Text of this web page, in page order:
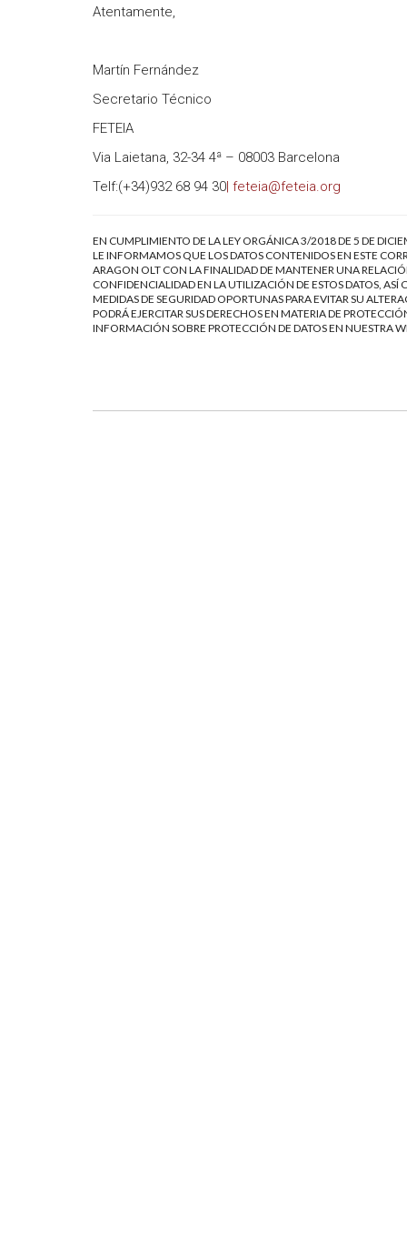
Atentamente,
Martín Fernández
Secretario Técnico
FETEIA
Via Laietana, 32-34 4ª – 08003 Barcelona
Telf:(+34)932 68 94 30| feteia@feteia.org
EN CUMPLIMIENTO DE LA LEY ORGÁNICA 3/2018 DE 5 DE
LE INFORMAMOS QUE LOS DATOS CONTENIDOS EN ESTE
ARAGON OLT CON LA FINALIDAD DE MANTENER UNA
CONFIDENCIALIDAD EN LA UTILIZACIÓN DE ESTOS DATOS,
MEDIDAS DE SEGURIDAD OPORTUNAS PARA EVITAR SU
PODRÁ EJERCITAR SUS DERECHOS EN MATERIA DE
INFORMACIÓN SOBRE PROTECCIÓN DE DATOS EN NUESTRA